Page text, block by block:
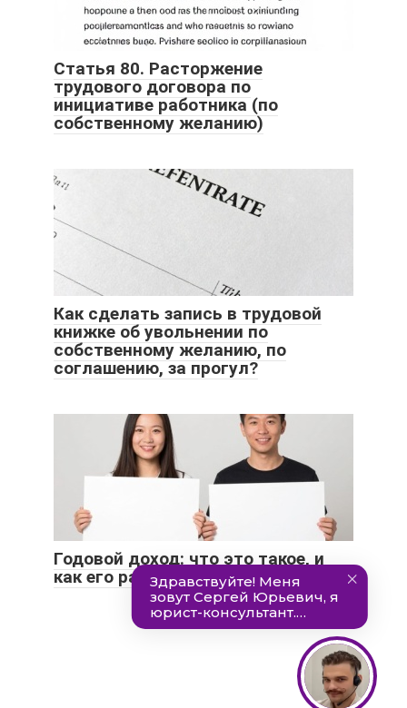
Статья 80. Расторжение
трудового договора по
инициативе работника (по
собственному желанию)
Как сделать запись в трудовой
книжке об увольнении по
собственному желанию, по
соглашению, за прогул?
Годовой доход: что это такое, и
как его рассчитать?